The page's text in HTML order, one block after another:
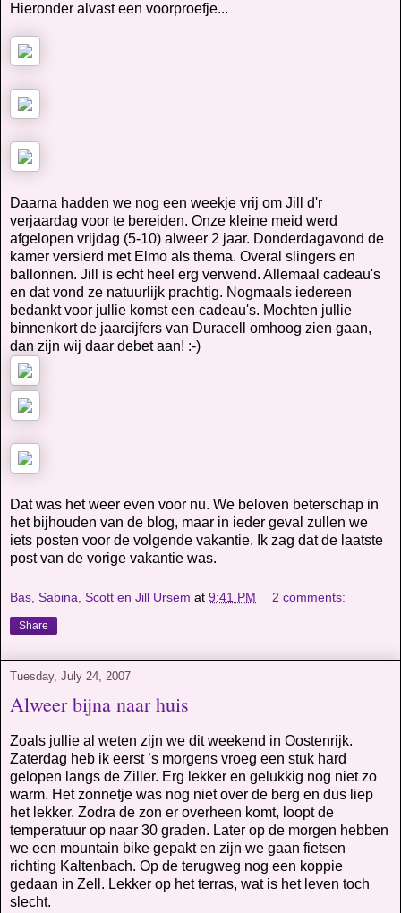
Hieronder alvast een voorproefje...
Daarna hadden we nog een weekje vrij om Jill d'r
verjaardag voor te bereiden. Onze kleine meid werd
afgelopen vrijdag (5-10) alweer 2 jaar. Donderdagavond de
kamer versierd met Elmo als thema. Overal slingers en
ballonnen. Jill is echt heel erg verwend. Allemaal cadeau's
en dat vond ze natuurlijk prachtig. Nogmaals iedereen
bedankt voor jullie komst een cadeau's. Mochten jullie
binnenkort de jaarcijfers van Duracell omhoog zien gaan,
dan zijn wij daar debet aan! :-)
Dat was het weer even voor nu. We beloven beterschap in
het bijhouden van de blog, maar in ieder geval zullen we
iets posten voor de volgende vakantie. Ik zag dat de laatste
post van de vorige vakantie was.
Bas, Sabina, Scott en Jill Ursem at 9:41 PM 2 comments:
Share
Tuesday, July 24, 2007
Alweer bijna naar huis
Zoals jullie al weten zijn we dit weekend in Oostenrijk.
Zaterdag heb ik eerst ’s morgens vroeg een stuk hard
gelopen langs de Ziller. Erg lekker en gelukkig nog niet zo
warm. Het zonnetje was nog niet over de berg en dus liep
het lekker. Zodra de zon er overheen komt, loopt de
temperatuur op naar 30 graden. Later op de morgen hebben
we een mountain bike gepakt en zijn we gaan fietsen
richting Kaltenbach. Op de terugweg nog een koppie
gedaan in Zell. Lekker op het terras, wat is het leven toch
slecht.